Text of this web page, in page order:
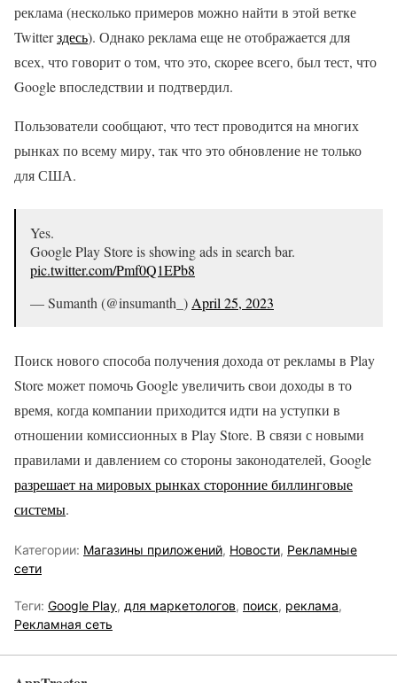
реклама (несколько примеров можно найти в этой ветке
Twitterздесь). Однако реклама еще не отображается для
всех, что говорит о том, что это, скорее всего, был тест, что
Google впоследствии и подтвердил.
Пользователи сообщают, что тест проводится на многих
рынках по всему миру, так что это обновление не только
для США.
Yes.
Google Play Store is showing ads in search bar.
pic.twitter.com/Pmf0Q1EPb8
— Sumanth (@insumanth_) April 25, 2023
Поиск нового способа получения дохода от рекламы в Play
Store может помочь Google увеличить свои доходы в то
время, когда компании приходится идти на уступки в
отношении комиссионных в Play Store. В связи с новыми
правилами и давлением со стороны законодателей, Google
разрешает на мировых рынках сторонние биллинговые
системы.
Категории: Магазины приложений, Новости, Рекламные
сети
Теги: Google Play, для маркетологов, поиск, реклама,
Рекламная сеть